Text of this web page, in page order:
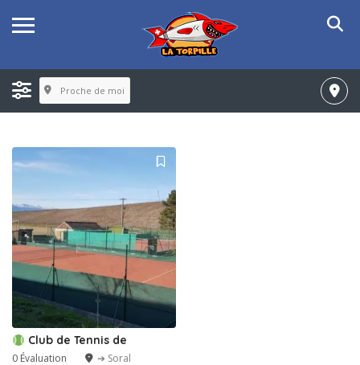
Proche de moi
Club de Tennis de
0 Évaluation ➔ Soral